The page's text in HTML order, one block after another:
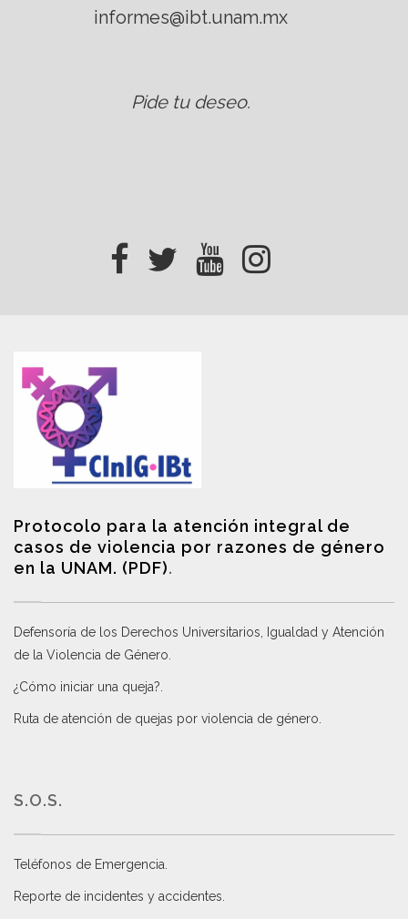
informes@ibt.unam.mx
Pide tu deseo.
Protocolo para la atención integral de
casos de violencia por razones de género
en la UNAM. (PDF).
Defensoría de los Derechos Universitarios, Igualdad y Atención
de la Violencia de Género
¿Cómo iniciar una queja?
Ruta de atención de quejas por violencia de género
S.O.S.
Teléfonos de Emergencia.
Reporte de incidentes y accidentes